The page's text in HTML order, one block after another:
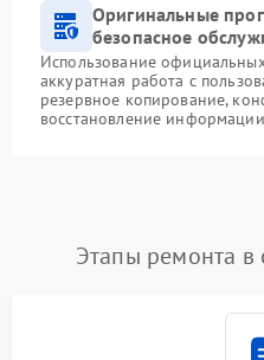
Оригинальные
безопасное
Использование
аккуратная работа с
резервное копирование,
восстановление
Этапы ремонта в